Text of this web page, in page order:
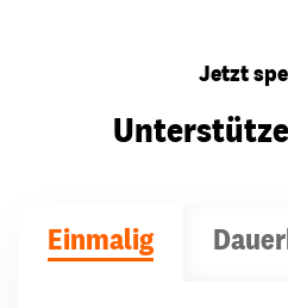
Jetzt
Einmalig